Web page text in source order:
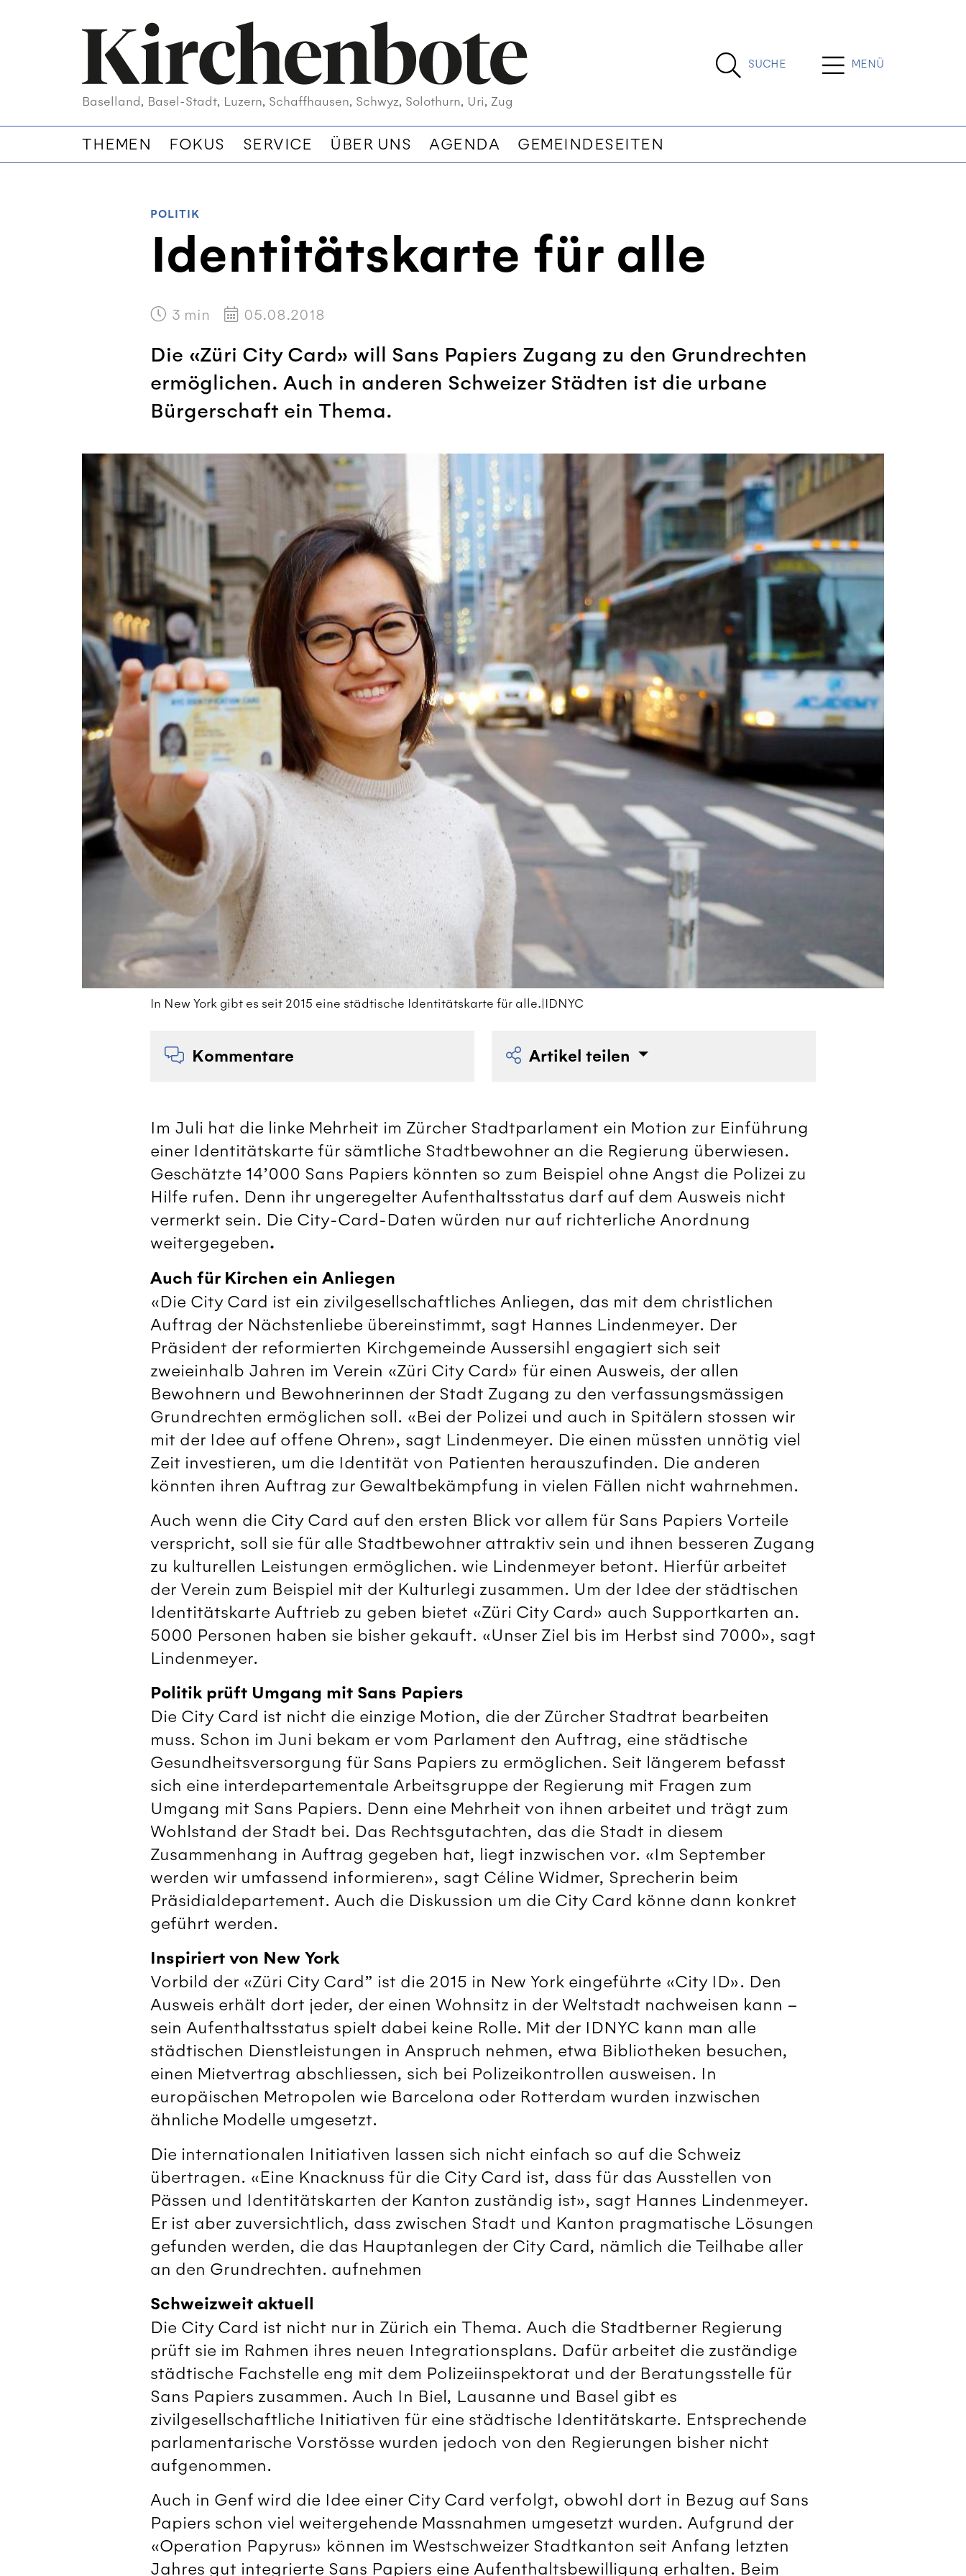
Baselland, Basel-Stadt, Luzern, Schaffhausen, Schwyz, Solothurn, Uri, Zug
SUCHE MENÜ
THEMEN FOKUS SERVICE ÜBER UNS AGENDA GEMEINDESEITEN
POLITIK
Identitätskarte für alle
3 min 05.08.2018
Die «Züri City Card» will Sans Papiers Zugang zu den Grundrechten
ermöglichen. Auch in anderen Schweizer Städten ist die urbane
Bürgerschaft ein Thema.
In New York gibt es seit 2015 eine städtische Identitätskarte für alle.|IDNYC
Kommentare Artikel teilen
Im Juli hat die linke Mehrheit im Zürcher Stadtparlament ein Motion zur Einführung
einer Identitätskarte für sämtliche Stadtbewohner an die Regierung überwiesen.
Geschätzte 14’000 Sans Papiers könnten so zum Beispiel ohne Angst die Polizei zu
Hilfe rufen. Denn ihr ungeregelter Aufenthaltsstatus darf auf dem Ausweis nicht
vermerkt sein. Die City-Card-Daten würden nur auf richterliche Anordnung
weitergegeben.
Auch für Kirchen ein Anliegen
«Die City Card ist ein zivilgesellschaftliches Anliegen, das mit dem christlichen
Auftrag der Nächstenliebe übereinstimmt, sagt Hannes Lindenmeyer. Der
Präsident der reformierten Kirchgemeinde Aussersihl engagiert sich seit
zweieinhalb Jahren im Verein «Züri City Card» für einen Ausweis, der allen
Bewohnern und Bewohnerinnen der Stadt Zugang zu den verfassungsmässigen
Grundrechten ermöglichen soll. «Bei der Polizei und auch in Spitälern stossen wir
mit der Idee auf offene Ohren», sagt Lindenmeyer. Die einen müssten unnötig viel
Zeit investieren, um die Identität von Patienten herauszufinden. Die anderen
könnten ihren Auftrag zur Gewaltbekämpfung in vielen Fällen nicht wahrnehmen.
Auch wenn die City Card auf den ersten Blick vor allem für Sans Papiers Vorteile
verspricht, soll sie für alle Stadtbewohner attraktiv sein und ihnen besseren Zugang
zu kulturellen Leistungen ermöglichen. wie Lindenmeyer betont. Hierfür arbeitet
der Verein zum Beispiel mit der Kulturlegi zusammen. Um der Idee der städtischen
Identitätskarte Auftrieb zu geben bietet «Züri City Card» auch Supportkarten an.
5000 Personen haben sie bisher gekauft. «Unser Ziel bis im Herbst sind 7000», sagt
Lindenmeyer.
Politik prüft Umgang mit Sans Papiers
Die City Card ist nicht die einzige Motion, die der Zürcher Stadtrat bearbeiten
muss. Schon im Juni bekam er vom Parlament den Auftrag, eine städtische
Gesundheitsversorgung für Sans Papiers zu ermöglichen. Seit längerem befasst
sich eine interdepartementale Arbeitsgruppe der Regierung mit Fragen zum
Umgang mit Sans Papiers. Denn eine Mehrheit von ihnen arbeitet und trägt zum
Wohlstand der Stadt bei. Das Rechtsgutachten, das die Stadt in diesem
Zusammenhang in Auftrag gegeben hat, liegt inzwischen vor. «Im September
werden wir umfassend informieren», sagt Céline Widmer, Sprecherin beim
Präsidialdepartement. Auch die Diskussion um die City Card könne dann konkret
geführt werden.
Inspiriert von New York
Vorbild der «Züri City Card” ist die 2015 in New York eingeführte «City ID». Den
Ausweis erhält dort jeder, der einen Wohnsitz in der Weltstadt nachweisen kann –
sein Aufenthaltsstatus spielt dabei keine Rolle. Mit der IDNYC kann man alle
städtischen Dienstleistungen in Anspruch nehmen, etwa Bibliotheken besuchen,
einen Mietvertrag abschliessen, sich bei Polizeikontrollen ausweisen. In
europäischen Metropolen wie Barcelona oder Rotterdam wurden inzwischen
ähnliche Modelle umgesetzt.
Die internationalen Initiativen lassen sich nicht einfach so auf die Schweiz
übertragen. «Eine Knacknuss für die City Card ist, dass für das Ausstellen von
Pässen und Identitätskarten der Kanton zuständig ist», sagt Hannes Lindenmeyer.
Er ist aber zuversichtlich, dass zwischen Stadt und Kanton pragmatische Lösungen
gefunden werden, die das Hauptanlegen der City Card, nämlich die Teilhabe aller
an den Grundrechten. aufnehmen
Schweizweit aktuell
Die City Card ist nicht nur in Zürich ein Thema. Auch die Stadtberner Regierung
prüft sie im Rahmen ihres neuen Integrationsplans. Dafür arbeitet die zuständige
städtische Fachstelle eng mit dem Polizeiinspektorat und der Beratungsstelle für
Sans Papiers zusammen. Auch In Biel, Lausanne und Basel gibt es
zivilgesellschaftliche Initiativen für eine städtische Identitätskarte. Entsprechende
parlamentarische Vorstösse wurden jedoch von den Regierungen bisher nicht
aufgenommen.
Auch in Genf wird die Idee einer City Card verfolgt, obwohl dort in Bezug auf Sans
Papiers schon viel weitergehende Massnahmen umgesetzt wurden. Aufgrund der
«Operation Papyrus» können im Westschweizer Stadtkanton seit Anfang letzten
Jahres gut integrierte Sans Papiers eine Aufenthaltsbewilligung erhalten. Beim